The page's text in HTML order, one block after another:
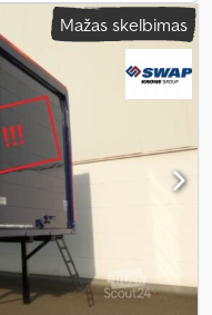
Mažas skelbimas